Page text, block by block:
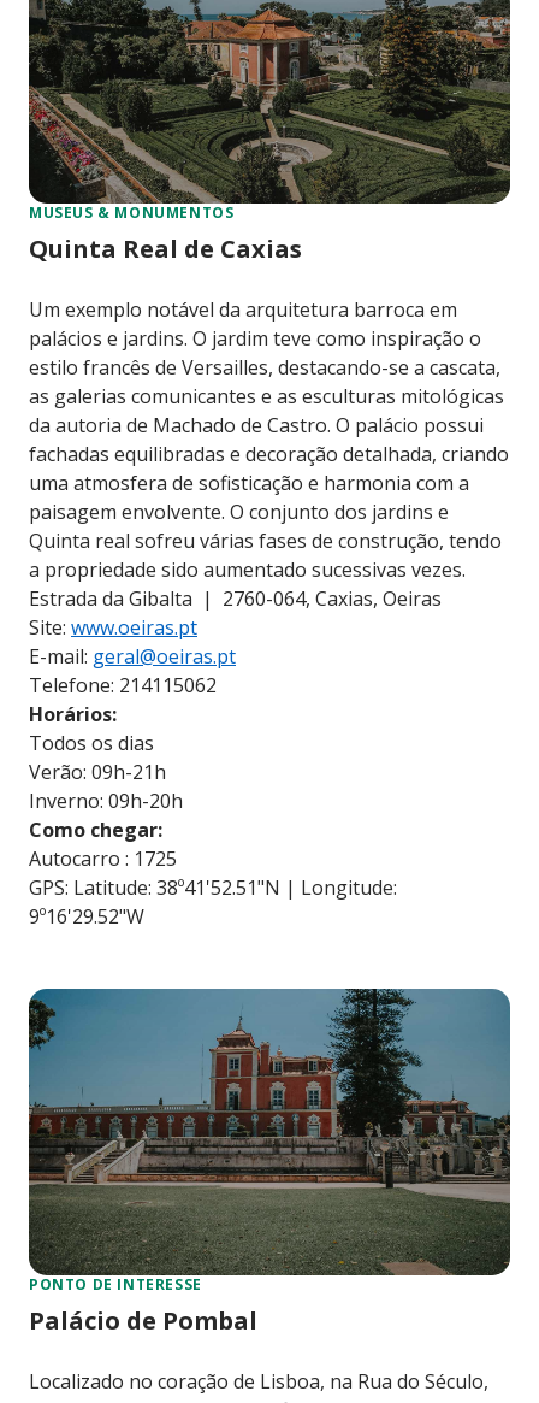
MUSEUS & MONUMENTOS
Quinta Real de Caxias
Um exemplo notável da arquitetura barroca em
palácios e jardins. O jardim teve como inspiração o
estilo francês de Versailles, destacando-se a cascata,
as galerias comunicantes e as esculturas mitológicas
da autoria de Machado de Castro. O palácio possui
fachadas equilibradas e decoração detalhada, criando
uma atmosfera de sofisticação e harmonia com a
paisagem envolvente. O conjunto dos jardins e
Quinta real sofreu várias fases de construção, tendo
a propriedade sido aumentado sucessivas vezes.
Estrada da Gibalta | 2760-064, Caxias, Oeiras
Site: www.oeiras.pt
E-mail: geral@oeiras.pt
Telefone: 214115062
Horários:
Todos os dias
Verão: 09h-21h
Inverno: 09h-20h
Como chegar:
Autocarro : 1725
GPS: Latitude: 38º41'52.51"N | Longitude:
9º16'29.52"W
PONTO DE INTERESSE
Palácio de Pombal
Localizado no coração de Lisboa, na Rua do Século,